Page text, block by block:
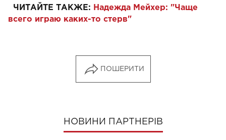
ЧИТАЙТЕ ТАКЖЕ: Надежда Мейхер: "Чаще
всего играю каких-то стерв"
ПОШЕРИТИ
НОВИНИ ПАРТНЕРІВ